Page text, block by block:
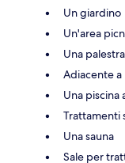
Un giardino
Un'area
Una
Adiacente
Una piscina
Trattamenti
Una sauna
Sale per